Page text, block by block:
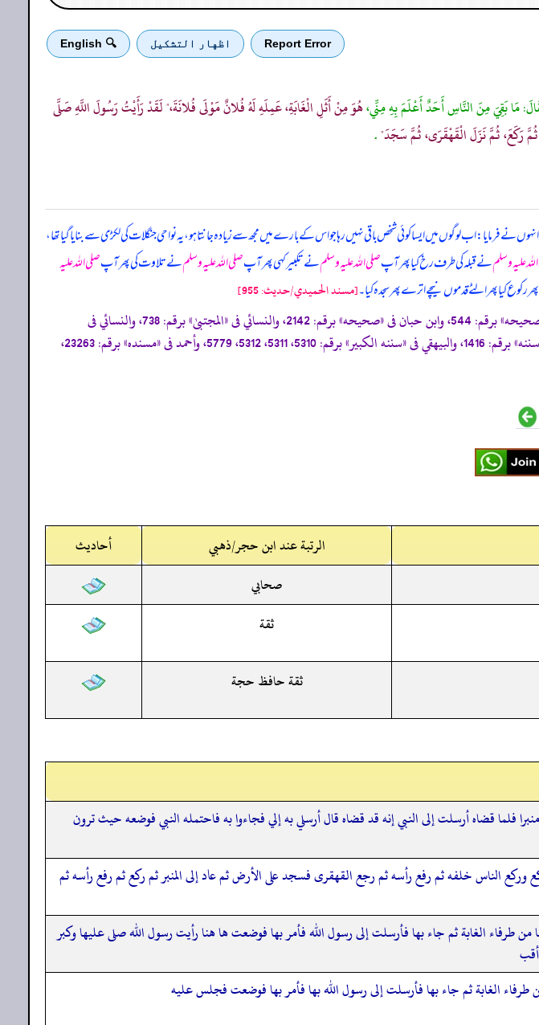
Report Error اظهار التشكيل 🔍 English
مَا بَقِيَ مِنَ النَّاسِ أَحَدٌ أَعْلَمَ بِهِ مِنِّي،هُوَ مِنْ أَثَلِ الْغَابَةِ، عَمِلَهِ لَهُ فُلانٌ مَوْلَى فُلانَةَ،" لَقَدْ رَأَيْتُ رَسُولَ اللَّهِ صَلَّى
رَكَعَ، ثُمَّ نَزَلَ الْقَهْقَرَى، ثُمَّ سَجَدَ".
انہوں نے فرمایا: اب لوگوں میں ایسا کوئی شخص باقی نہیں رہا جو اس کے بارے میں مجھ سے زیادہ جانتا ہو، یہ نواحی جنگلات کی لکڑی سے بنایا گیا تھا،
علیہ وسلمنے قبلہ کی طرف رخ کیا پھر آپصلی اللہ علیہ وسلمنے تکبیر کہی پھر آپصلی اللہ علیہ وسلمنے تلاوت کی پھر آپصلی اللہ علیہ
رکوع کیا پھر الٹے قدموں نیچے اترے پھر سجدہ کیا۔[مسند الحميدي/حدیث: 955]
برقم: 544، وابن حبان فى «صحيحه»برقم: 2142، والنسائي فى «المجتبیٰ»برقم: 738، والنسائي فى
برقم: 1416، والبيهقي فى «سننه الكبير»برقم: 5310، 5311، 5312، 5779، وأحمد فى «مسنده»
برقم: 23263،
الرتبة عند ابن حجر/ذهبي
أحاديث
صحابي
ثقة
ثقة حافظ حجة
فلما قضاه أرسلت إلى النبي إنه قد قضاه قال أرسلي به إلي فجاءوا به فاحتمله النبي فوضعه حيث ترون
الناس خلفه ثم رفع رأسه ثم رجع القهقرى فسجد على الأرض ثم عاد إلى المنبر ثم ركع ثم رفع رأسه ثم
الغابة ثم جاء بها فأرسلت إلى رسول الله فأمر بها فوضعت ها هنا رأيت رسول الله صلى عليها وكبر
الغابة ثم جاء بها فأرسلت إلى رسول الله بها فأمر بها فوضعت فجلس عليه